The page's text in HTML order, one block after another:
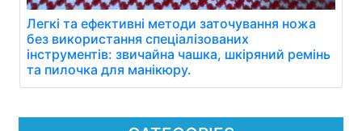
Легкі та ефективні методи заточування ножа
без використання спеціалізованих
інструментів: звичайна чашка, шкіряний ремінь
та пилочка для манікюру.